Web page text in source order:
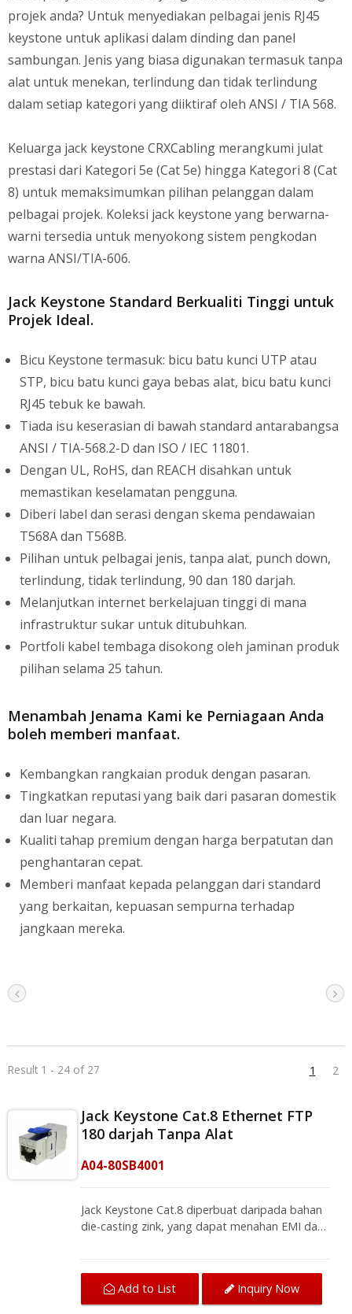
projek anda? Untuk menyediakan pelbagai jenis RJ45
keystone untuk aplikasi dalam dinding dan panel
sambungan. Jenis yang biasa digunakan termasuk tanpa
alat untuk menekan, terlindung dan tidak terlindung
dalam setiap kategori yang diiktiraf oleh ANSI / TIA 568.
Keluarga jack keystone CRXCabling merangkumi julat
prestasi dari Kategori 5e (Cat 5e) hingga Kategori 8 (Cat
8) untuk memaksimumkan pilihan pelanggan dalam
pelbagai projek. Koleksi jack keystone yang berwarna-
warni tersedia untuk menyokong sistem pengkodan
warna ANSI/TIA-606.
Jack Keystone Standard Berkualiti Tinggi untuk
Projek Ideal.
Bicu Keystone termasuk: bicu batu kunci UTP atau
STP, bicu batu kunci gaya bebas alat, bicu batu kunci
RJ45 tebuk ke bawah.
Tiada isu keserasian di bawah standard antarabangsa
ANSI / TIA-568.2-D dan ISO / IEC 11801.
Dengan UL, RoHS, dan REACH disahkan untuk
memastikan keselamatan pengguna.
Diberi label dan serasi dengan skema pendawaian
T568A dan T568B.
Pilihan untuk pelbagai jenis, tanpa alat, punch down,
terlindung, tidak terlindung, 90 dan 180 darjah.
Melanjutkan internet berkelajuan tinggi di mana
infrastruktur sukar untuk ditubuhkan.
Portfoli kabel tembaga disokong oleh jaminan produk
pilihan selama 25 tahun.
Menambah Jenama Kami ke Perniagaan Anda
boleh memberi manfaat.
Kembangkan rangkaian produk dengan pasaran.
Tingkatkan reputasi yang baik dari pasaran domestik
dan luar negara.
Kualiti tahap premium dengan harga berpatutan dan
penghantaran cepat.
Memberi manfaat kepada pelanggan dari standard
yang berkaitan, kepuasan sempurna terhadap
jangkaan mereka.
Result 1 - 24 of 27 1 2
Jack Keystone Cat.8 Ethernet FTP
180 darjah Tanpa Alat
A04-80SB4001
Jack Keystone Cat.8 diperbuat daripada bahan
die-casting zink, yang dapat menahan EMI dan
bentuk produk tanpa alat 180 darjah
membolehkan pengguna menamatkan kabel
ethernet Cat.8 dengan mudah, dan pita foil
tambahan memberikan sentuhan perlindungan
Add to List Inquiry Now